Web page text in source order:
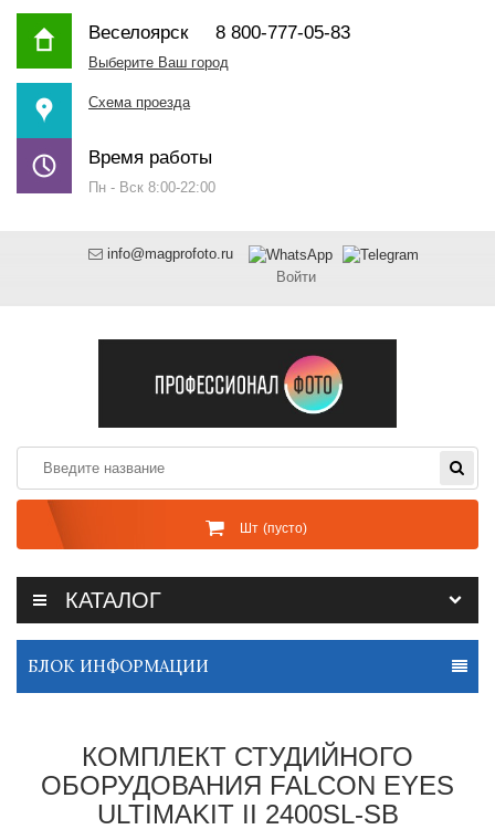
Веселоярск8 800-777-05-83
Выберите Ваш город
Схема проезда
Время работы
Пн - Вск 8:00-22:00
info@magprofoto.ru
Войти
Шт (пусто)
КАТАЛОГ
БЛОК ИНФОРМАЦИИ
КОМПЛЕКТ СТУДИЙНОГО
ОБОРУДОВАНИЯ FALCON EYES
ULTIMAKIT II 2400SL-SB